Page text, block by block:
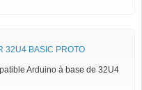
32U4 BASIC PROTO
Arduino à base de 32U4